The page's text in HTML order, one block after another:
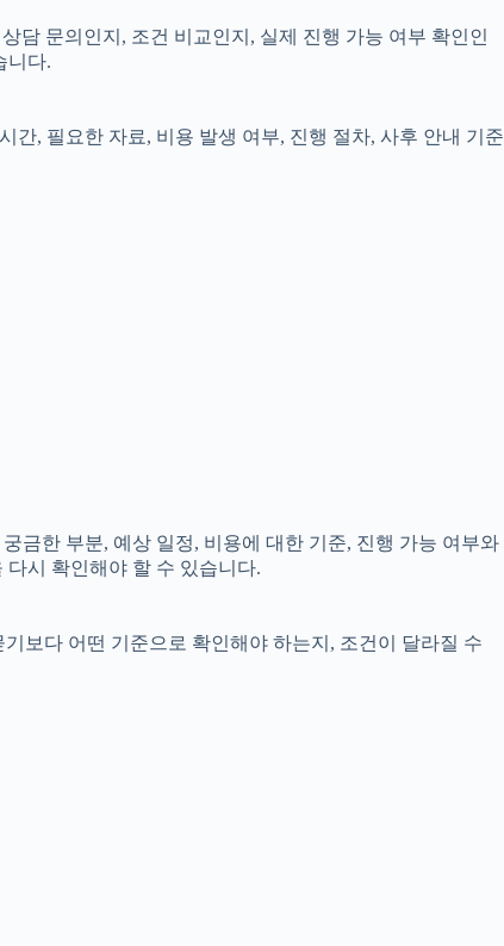
담 문의인지, 조건 비교인지, 실제 진행 가능 여부 확인인
니다.
간, 필요한 자료, 비용 발생 여부, 진행 절차, 사후 안내 기준
금한 부분, 예상 일정, 비용에 대한 기준, 진행 가능 여부와
시 확인해야 할 수 있습니다.
보다 어떤 기준으로 확인해야 하는지, 조건이 달라질 수